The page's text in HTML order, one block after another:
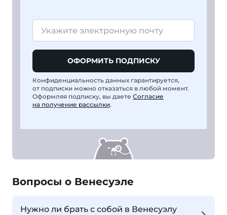
ОФОРМИТЬ ПОДПИСКУ
Конфиденциальность данных гарантируется,
от подписки можно отказаться в любой момент.
Оформляя подписку, вы даете Согласие
на получение рассылки.
Вопросы о Венесуэле
Нужно ли брать с собой в Венесуэлу